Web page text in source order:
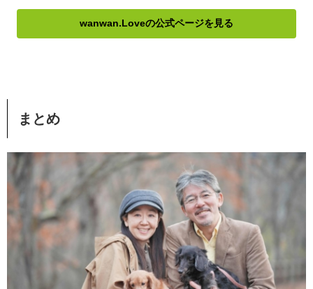
wanwan.Loveの公式ページを見る
まとめ